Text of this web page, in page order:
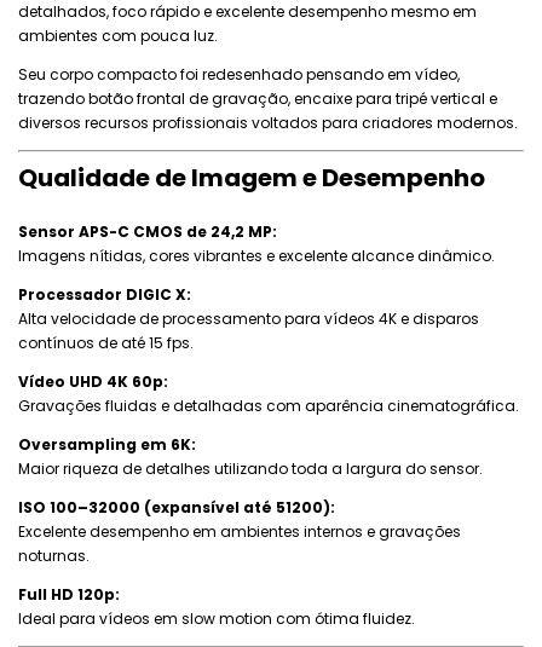
detalhados, foco rápido e excelente desempenho mesmo em
ambientes com pouca luz.
Seu corpo compacto foi redesenhado pensando em vídeo,
trazendo botão frontal de gravação, encaixe para tripé vertical e
diversos recursos profissionais voltados para criadores modernos.
Qualidade de Imagem e Desempenho
Sensor APS-C CMOS de 24,2 MP:
Imagens nítidas, cores vibrantes e excelente alcance dinâmico.
Processador DIGIC X:
Alta velocidade de processamento para vídeos 4K e disparos
contínuos de até 15 fps.
Vídeo UHD 4K 60p:
Gravações fluidas e detalhadas com aparência cinematográfica.
Oversampling em 6K:
Maior riqueza de detalhes utilizando toda a largura do sensor.
ISO 100–32000 (expansível até 51200):
Excelente desempenho em ambientes internos e gravações
noturnas.
Full HD 120p:
Ideal para vídeos em slow motion com ótima fluidez.